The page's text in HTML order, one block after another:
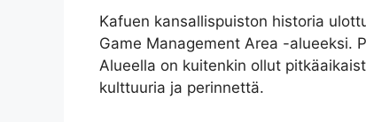
Kafuen kansallispuiston historia
Game Management Area -alueeksi.
Alueella on kuitenkin ollut
kulttuuria ja perinnettä.